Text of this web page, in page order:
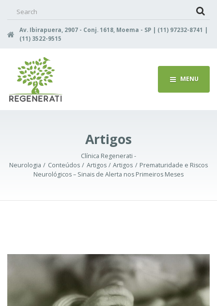
Av. Ibirapuera, 2907 - Conj. 1618, Moema - SP | (11) 97232-8741 |
(11) 3522-9515
MENU
Artigos
Clínica Regenerati -
Neurologia
Conteúdos Artigos Artigos
Prematuridade e Riscos
Neurológicos – Sinais de Alerta nos Primeiros Meses